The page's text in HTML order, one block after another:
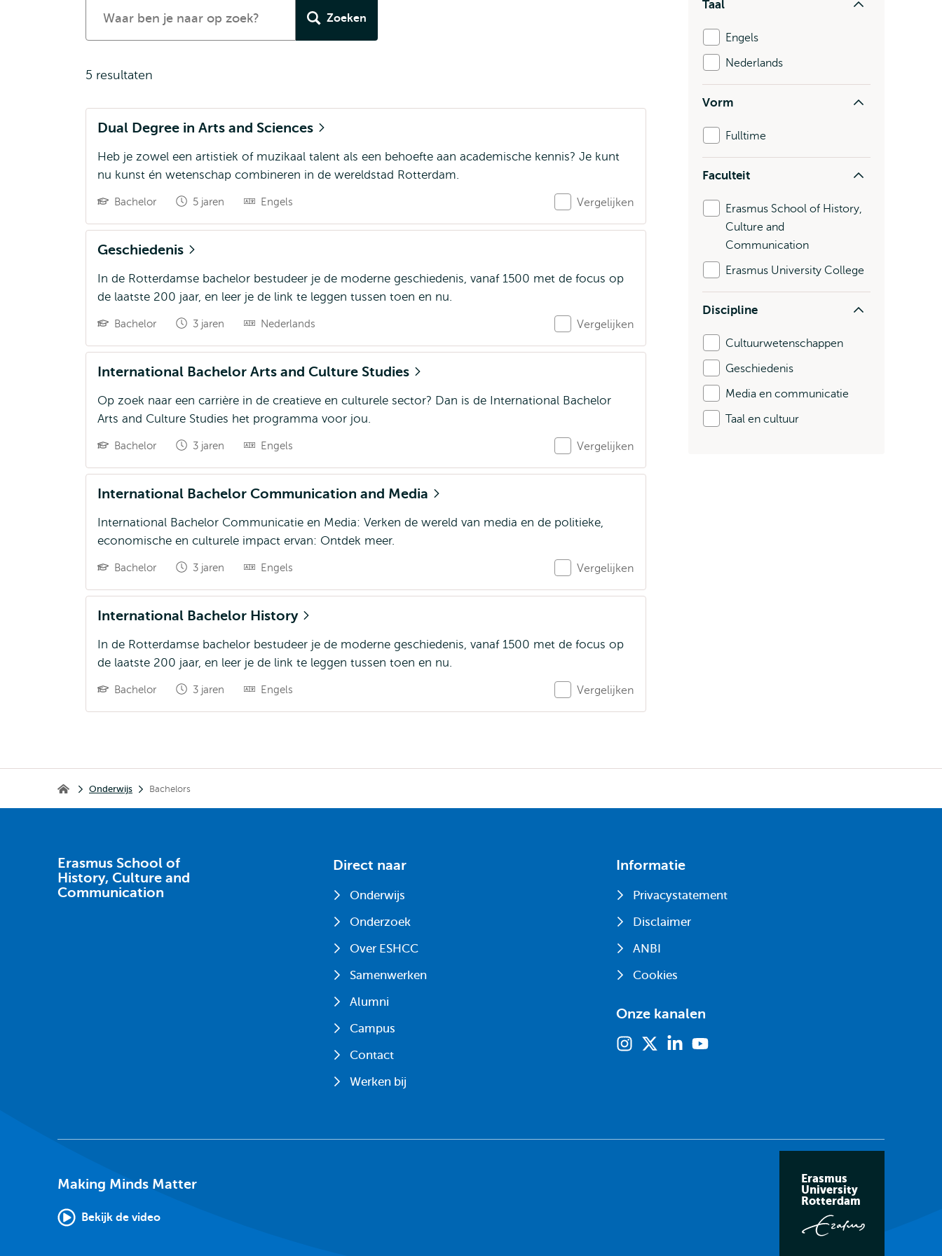
een
opleiding
Zoeken
5 resultaten
Dual Degree in Arts and Sciences
Heb je zowel een artistiek of muzikaal talent als een behoefte aan academische kennis? Je kunt
nu kunst én wetenschap combineren in de wereldstad Rotterdam.
Bachelor 5 jaren Engels Vergelijken
Geschiedenis
In de Rotterdamse bachelor bestudeer je de moderne geschiedenis, vanaf 1500 met de focus op
de laatste 200 jaar, en leer je de link te leggen tussen toen en nu.
Bachelor 3 jaren Nederlands Vergelijken
International Bachelor Arts and Culture Studies
Op zoek naar een carrière in de creatieve en culturele sector? Dan is de International Bachelor
Arts and Culture Studies het programma voor jou.
Bachelor 3 jaren Engels Vergelijken
International Bachelor Communication and Media
International Bachelor Communicatie en Media: Verken de wereld van media en de politieke,
economische en culturele impact ervan: Ontdek meer.
Bachelor 3 jaren Engels Vergelijken
International Bachelor History
In de Rotterdamse bachelor bestudeer je de moderne geschiedenis, vanaf 1500 met de focus op
de laatste 200 jaar, en leer je de link te leggen tussen toen en nu.
Bachelor 3 jaren Engels Vergelijken
Taal
Engels
Nederlands
Vorm
Fulltime
Faculteit
Erasmus School of History,
Culture and
Communication
Erasmus University College
Discipline
Cultuurwetenschappen
Geschiedenis
Media en communicatie
Taal en cultuur
Erasmus School of History, Culture and Communication
Onderwijs Bachelors
Erasmus School of
History, Culture and
Communication
Direct naar
Onderwijs
Onderzoek
Over ESHCC
Samenwerken
Alumni
Campus
Contact
Werken bij
Informatie
Privacystatement
Disclaimer
ANBI
Cookies
Onze kanalen
Instagram LinkedinYoutube
Making Minds Matter
Bekijk de video
Erasmus
University
Rotterdam